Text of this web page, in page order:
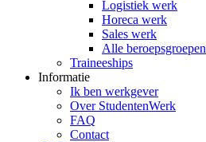
Logistiek werk
Horeca werk
Sales werk
Alle beroepsgroepen
Traineeships
Informatie
Ik ben werkgever
Over StudentenWerk
FAQ
Contact